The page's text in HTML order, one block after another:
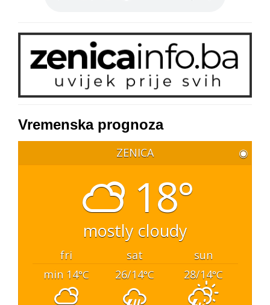
Vremenska prognoza
ZENICA ◉
18°
mostly cloudy
fri sat
sun
min 14°C 26/14°C 28/14°C